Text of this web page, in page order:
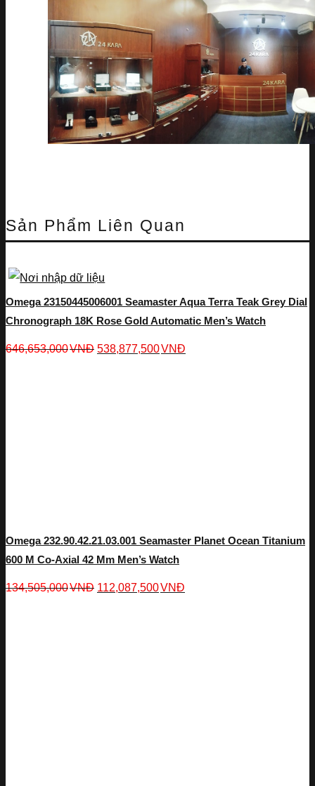
Sản Phẩm Liên Quan
Omega 23150445006001 Seamaster Aqua Terra Teak Grey Dial
Chronograph 18K Rose Gold Automatic Men’s Watch
646,653,000VNĐ 538,877,500VNĐ
Omega 232.90.42.21.03.001 Seamaster Planet Ocean Titanium
600 M Co-Axial 42 Mm Men’s Watch
134,505,000VNĐ 112,087,500VNĐ